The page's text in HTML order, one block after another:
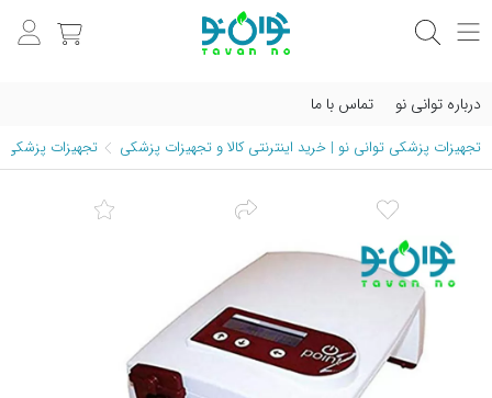
درباره توانی نو تماس با ما
تجهیزات پزشکی توانی نو | خرید اینترنتی کالا و تجهیزات پزشکی تجهیزات پزشکی